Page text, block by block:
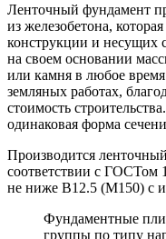
Ленточный фундамент
из железобетона,
конструкции и несущих
на своем основании
или камня в любое
земляных работах,
стоимость
одинаковая форма
Производится
соответствии с ГОСТом
не ниже В12.5 (М150) с
Фундаментные
группы по типу